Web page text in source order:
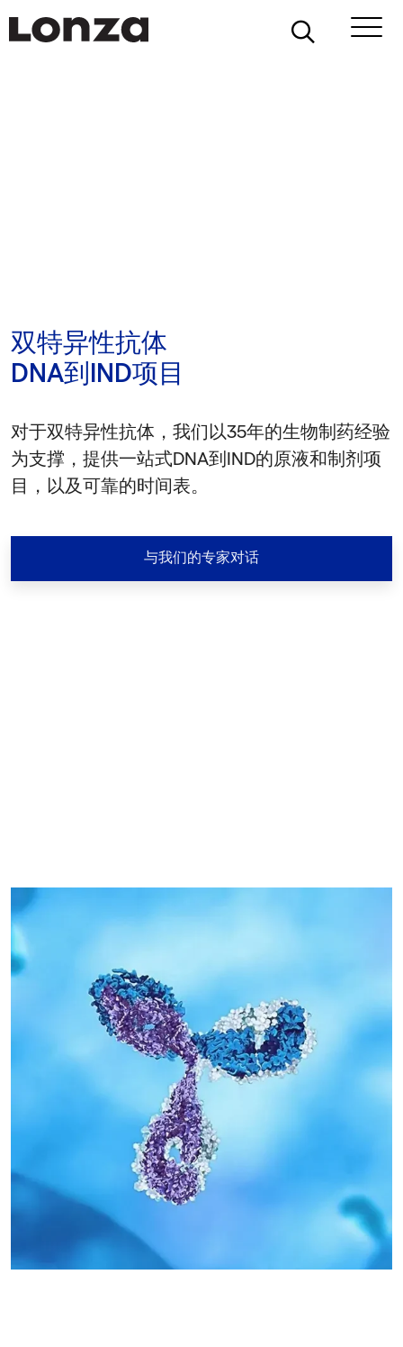
双特异性抗体
DNA到IND项目
对于双特异性抗体，我们以35年的生物制药经验
为支撑，提供一站式DNA到IND的原液和制剂项
目，以及可靠的时间表。
与我们的专家对话